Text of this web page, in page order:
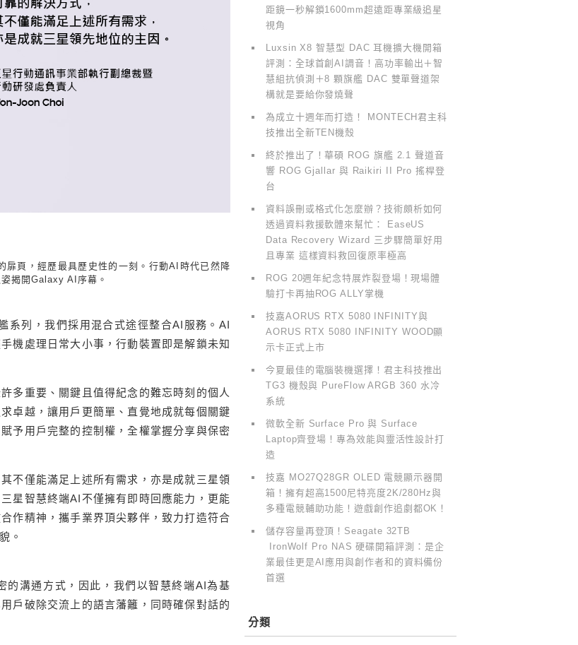
扉頁，經歷最具歷史性的一刻。行動AI 時代已然降
揭開Galaxy AI 序幕。
系列，我們採用混合式途徑整合AI 服務。 AI
機處理日常大小事，行動裝置即是解鎖未知
多重要、關鍵且值得紀念的難忘時刻的個人
卓越，讓用戶更簡單、直覺地成就每個關鍵
予用戶完整的控制權，全權掌握分享與保密
不僅能滿足上述所有需求，亦是成就三星領
星智慧終端AI不僅擁有即時回應能力，更能
作精神，攜手業界頂尖夥伴，致力打造符合
。
的溝通方式，因此，我們以智慧終端AI為基
戶破除交流上的語言藩籬，同時確保對話的
距鏡一秒解鎖1600mm超遠距專業級追星
視角
Luxsin X8 智慧型 DAC 耳機擴大機開箱
評測：全球首創AI調音！高功率輸出＋智
慧組抗偵測＋8 顆旗艦 DAC 雙單聲道架
構就是要給你發燒聲
為成立十週年而打造！ MONTECH君主科
技推出全新TEN機殼
終於推出了！華碩 ROG 旗艦 2.1 聲道音
響 ROG Gjallar 與 Raikiri II Pro 搖桿登
台
資料誤刪或格式化怎麼辦？技術頗析如何
透過資料救援軟體來幫忙： EaseUS
Data Recovery Wizard 三步驟簡單好用
且專業 這樣資料救回復原率極高
ROG 20週年紀念特展炸裂登場！現場體
驗打卡再抽ROG ALLY掌機
技嘉AORUS RTX 5080 INFINITY與
AORUS RTX 5080 INFINITY WOOD顯
示卡正式上市
今夏最佳的電腦裝機選擇！君主科技推出
TG3 機殼與 PureFlow ARGB 360 水冷
系統
微軟全新 Surface Pro 與 Surface
Laptop齊登場！專為效能與靈活性設計打
造
技嘉 MO27Q28GR OLED 電競顯示器開
箱！擁有超高1500尼特亮度2K/280Hz與
多種電競輔助功能！遊戲創作追劇都OK！
儲存容量再登頂！Seagate 32TB
IronWolf Pro NAS 硬碟開箱評測：是企
業最佳更是AI應用與創作者和的資料備份
首選
分類